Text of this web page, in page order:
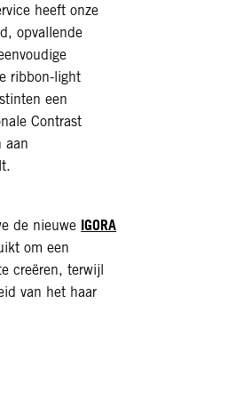
heeft onze
opvallende
ribbon-light
een
Contrast
aan
de nieuwe IGORA
om een
creëren, terwijl
van het haar